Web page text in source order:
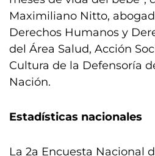
Maximiliano Nitto,
Derechos Humanos y
del Área Salud, Acción
Cultura de la Defensoría
Nación.
Estadísticas nacionales
La 2a Encuesta Nacional